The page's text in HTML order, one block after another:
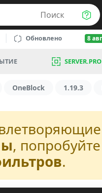
Поиск
Обновлено 8
SERVER.PRO
OneBlock 1.19.3
, попробуйте
.